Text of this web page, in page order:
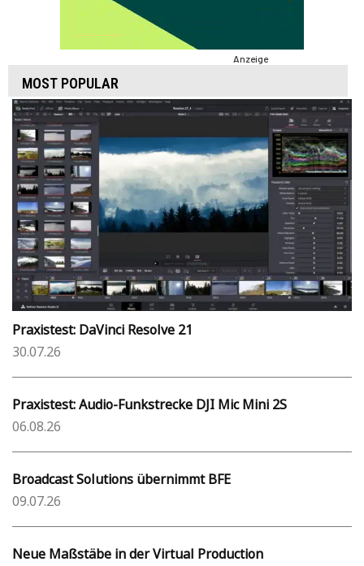
Anzeige
MOST POPULAR
Praxistest: DaVinci Resolve 21
30.07.26
Praxistest: Audio-Funkstrecke DJI Mic Mini 2S
06.08.26
Broadcast Solutions übernimmt BFE
09.07.26
Neue Maßstäbe in der Virtual Production